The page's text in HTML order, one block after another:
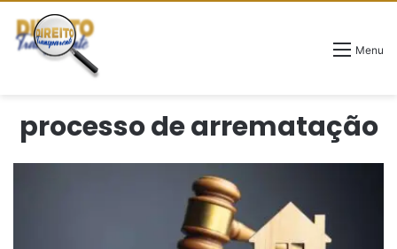
Menu
processo de arrematação